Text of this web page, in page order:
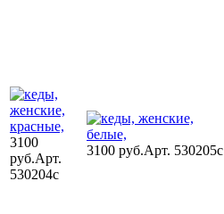
3100
руб.Арт.
530204c
3100 руб.Арт. 530205c